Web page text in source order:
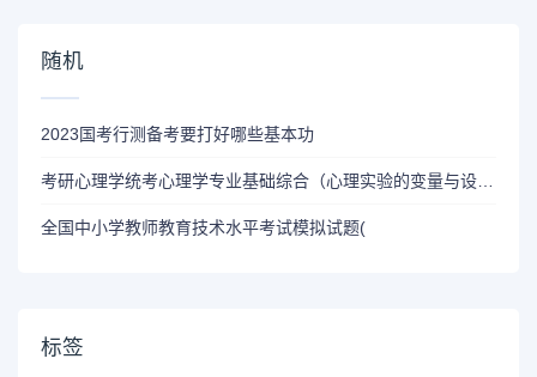
随机
2023国考行测备考要打好哪些基本功
全国中小学教师教育技术水平考试模拟试题(
标签